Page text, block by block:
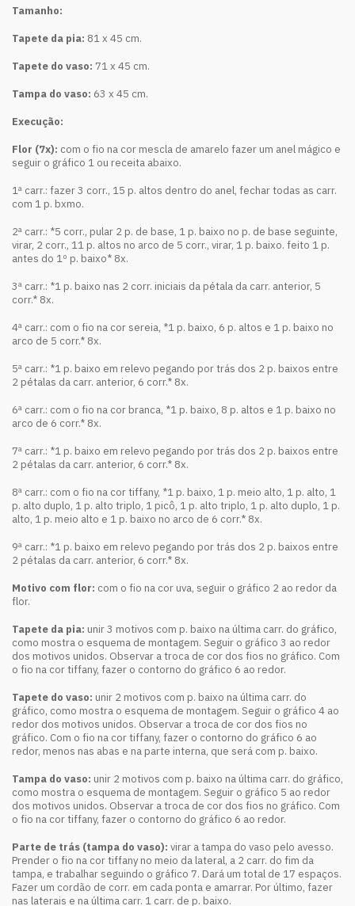
Tamanho:
Tapete da pia: 81 x 45 cm.
Tapete do vaso: 71 x 45 cm.
Tampa do vaso: 63 x 45 cm.
Execução:
Flor (7x): com o fio na cor mescla de amarelo fazer um anel mágico e
seguir o gráfico 1 ou receita abaixo.
1ª carr.: fazer 3 corr., 15 p. altos dentro do anel, fechar todas as carr.
com 1 p. bxmo.
2ª carr.: *5 corr., pular 2 p. de base, 1 p. baixo no p. de base seguinte,
virar, 2 corr., 11 p. altos no arco de 5 corr., virar, 1 p. baixo. feito 1 p.
antes do 1º p. baixo* 8x.
3ª carr.: *1 p. baixo nas 2 corr. iniciais da pétala da carr. anterior, 5
corr.* 8x.
4ª carr.: com o fio na cor sereia, *1 p. baixo, 6 p. altos e 1 p. baixo no
arco de 5 corr.* 8x.
5ª carr.: *1 p. baixo em relevo pegando por trás dos 2 p. baixos entre
2 pétalas da carr. anterior, 6 corr.* 8x.
6ª carr.: com o fio na cor branca, *1 p. baixo, 8 p. altos e 1 p. baixo no
arco de 6 corr.* 8x.
7ª carr.: *1 p. baixo em relevo pegando por trás dos 2 p. baixos entre
2 pétalas da carr. anterior, 6 corr.* 8x.
8ª carr.: com o fio na cor tiffany, *1 p. baixo, 1 p. meio alto, 1 p. alto, 1
p. alto duplo, 1 p. alto triplo, 1 picô, 1 p. alto triplo, 1 p. alto duplo, 1 p.
alto, 1 p. meio alto e 1 p. baixo no arco de 6 corr.* 8x.
9ª carr.: *1 p. baixo em relevo pegando por trás dos 2 p. baixos entre
2 pétalas da carr. anterior, 6 corr.* 8x.
Motivo com flor: com o fio na cor uva, seguir o gráfico 2 ao redor da
flor.
Tapete da pia: unir 3 motivos com p. baixo na última carr. do gráfico,
como mostra o esquema de montagem. Seguir o gráfico 3 ao redor
dos motivos unidos. Observar a troca de cor dos fios no gráfico. Com
o fio na cor tiffany, fazer o contorno do gráfico 6 ao redor.
Tapete do vaso: unir 2 motivos com p. baixo na última carr. do
gráfico, como mostra o esquema de montagem. Seguir o gráfico 4 ao
redor dos motivos unidos. Observar a troca de cor dos fios no
gráfico. Com o fio na cor tiffany, fazer o contorno do gráfico 6 ao
redor, menos nas abas e na parte interna, que será com p. baixo.
Tampa do vaso: unir 2 motivos com p. baixo na última carr. do gráfico,
como mostra o esquema de montagem. Seguir o gráfico 5 ao redor
dos motivos unidos. Observar a troca de cor dos fios no gráfico. Com
o fio na cor tiffany, fazer o contorno do gráfico 6 ao redor.
Parte de trás (tampa do vaso): virar a tampa do vaso pelo avesso.
Prender o fio na cor tiffany no meio da lateral, a 2 carr. do fim da
tampa, e trabalhar seguindo o gráfico 7. Dará um total de 17 espaços.
Fazer um cordão de corr. em cada ponta e amarrar. Por último, fazer
nas laterais e na última carr. 1 carr. de p. baixo.